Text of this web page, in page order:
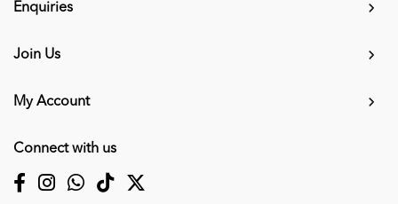
Enquiries
Join Us
My Account
Connect with us